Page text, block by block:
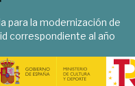
para la modernización de
correspondiente al año